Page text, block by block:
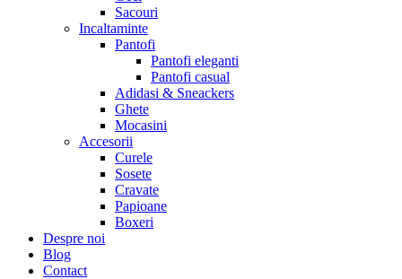
Sacouri
Incaltaminte
Pantofi
Pantofi eleganti
Pantofi casual
Adidasi & Sneackers
Ghete
Mocasini
Accesorii
Curele
Sosete
Cravate
Papioane
Boxeri
Despre noi
Blog
Contact